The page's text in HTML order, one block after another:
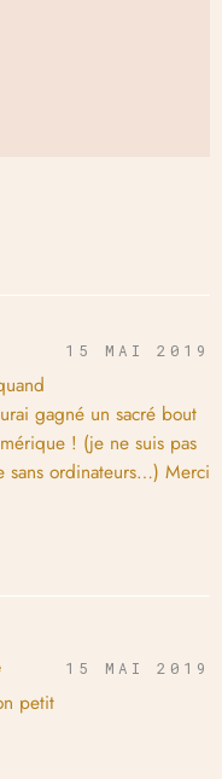
15 MAI 2019
gagné un sacré bout
! (je ne suis pas
sans ordinateurs…) Merci
15 MAI 2019
petit